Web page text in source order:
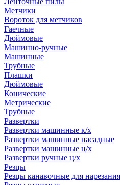
Метчики
Вороток для метчиков
Гаечные
Дюймовые
Машинно-ручные
Машинные
Трубные
Плашки
Дюймовые
Конические
Метрические
Трубные
Развертки
Развертки машинные к/х
Развертки машинные насадные
Развертки машинные ц/х
Развертки ручные ц/х
Резцы
Резцы канавочные для